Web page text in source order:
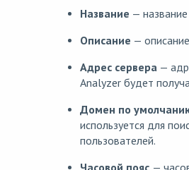
Название —
Описание —
Адрес сервера —
Analyzer будет
Домен по
используется для
пользователей.